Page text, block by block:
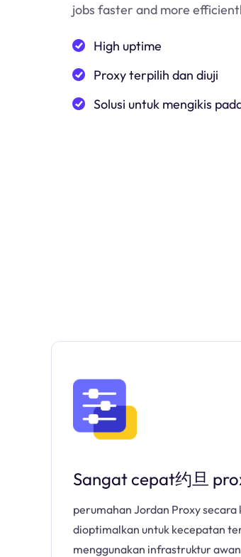
jobs faster and more
High uptime
Proxy terpilih dan diuji
Solusi untuk mengikis
Sangat cepat约旦
perumahan Jordan Proxy secara
dioptimalkan untuk kecepatan
menggunakan infrastruktur